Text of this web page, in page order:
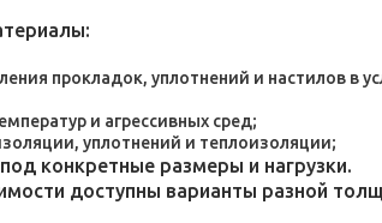
прокладок, уплотнений и настилов в
и агрессивных сред;
уплотнений и теплоизоляции;
конкретные размеры и нагрузки.
доступны варианты разной